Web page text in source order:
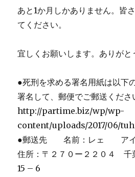
あと1か月しかありません。皆
てください。
宜しくお願いします。ありがと
●死刑を求める署名用紙は以下
署名して、郵便でご郵送くださ
http://partime.biz/wp/wp-
content/uploads/2017/06/
●郵送先 名前：レェ ア
住所：〒２７０ー２２０４ 千
15 – 6